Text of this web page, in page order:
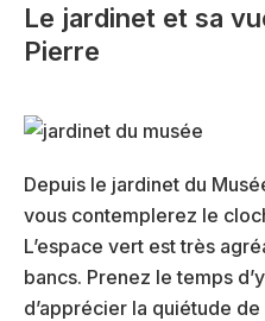
Le jardinet et sa
Pierre
Depuis le jardinet du
vous contemplerez le
L’espace vert est très
bancs. Prenez le temps
d’apprécier la quiétude de